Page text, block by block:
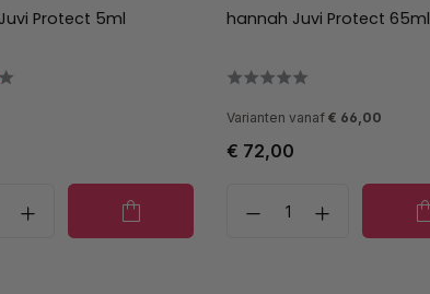
Protect 5ml hannah Juvi Protect 65ml
Varianten vanaf€ 66,00
€ 72,00